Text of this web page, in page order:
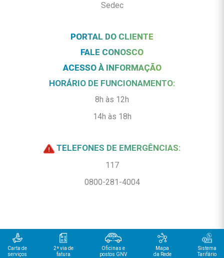
Sedec
PORTAL DO CLIENTE
FALE CONOSCO
ACESSO À INFORMAÇÃO
HORÁRIO DE FUNCIONAMENTO:
8h às 12h
14h às 18h
TELEFONES DE EMERGÊNCIAS:
117
0800-281-4004
Carta de
serviços
2ª via de
fatura
Oficinas e
postos GNV
Mapa
da Rede
Sistema
Tarifário